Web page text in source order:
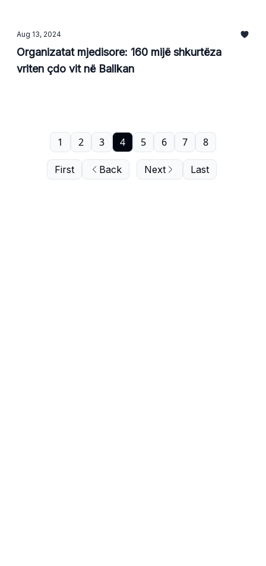
Aug 13, 2024
Organizatat mjedisore: 160 mijë shkurtëza
vriten çdo vit në Ballkan
First Back
1 2 3 4 5 6 7 8
Next Last